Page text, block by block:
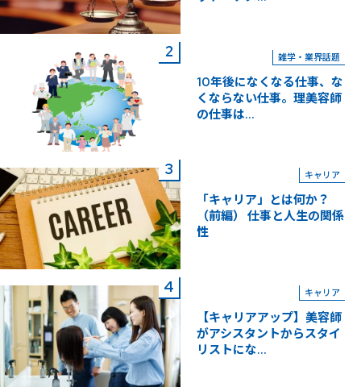
雑学・業界話題
10年後になくなる仕事、な
くならない仕事。理美容師
の仕事は...
キャリア
「キャリア」とは何か？
（前編） 仕事と人生の関係
性
キャリア
【キャリアアップ】美容師
がアシスタントからスタイ
リストにな...